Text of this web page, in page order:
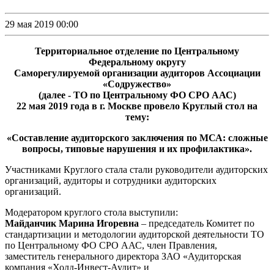
29 мая 2019 00:00
Территориальное отделение по Центральному
Федеральному округу
Саморегулируемой организации аудиторов Ассоциации
«Содружество»
(далее - ТО по Центральному ФО СРО ААС)
22 мая 2019 года в г. Москве провело Круглый стол на
тему:
«Составление аудиторского заключения по МСА: сложные
вопросы, типовые нарушения и их профилактика».
Участниками Круглого стала стали руководители аудиторских
организаций, аудиторы и сотрудники аудиторских
организаций.
Модератором круглого стола выступили:
Майданчик Марина Игоревна – председатель Комитет по
стандартизации и методологии аудиторской деятельности ТО
по Центральному ФО СРО ААС, член Правления,
заместитель генерального директора ЗАО «Аудиторская
компания «Холд-Инвест-Аудит» и